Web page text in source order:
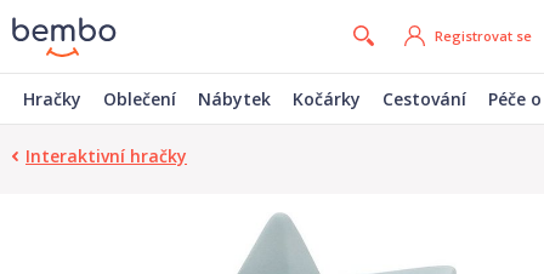
Registrovat se
Hračky Oblečení Nábytek Kočárky Cestování Péče
Interaktivní hračky